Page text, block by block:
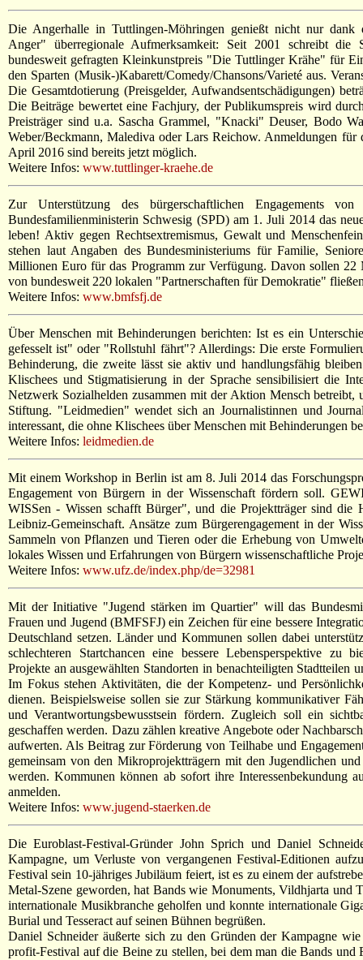
Die Angerhalle in Tuttlingen-Möhringen genießt nicht nur
Anger" überregionale Aufmerksamkeit: Seit 2001 schreibt die
bundesweit gefragten Kleinkunstpreis "Die Tuttlinger Krähe" für
den Sparten (Musik-)Kabarett/Comedy/Chansons/Varieté aus.
Die Gesamtdotierung (Preisgelder, Aufwandsentschädigungen)
Die Beiträge bewertet eine Fachjury, der Publikumspreis wird
Preisträger sind u.a. Sascha Grammel, "Knacki" Deuser, Bodo
Weber/Beckmann, Malediva oder Lars Reichow. Anmeldungen
April 2016 sind bereits jetzt möglich.
Weitere Infos: www.tuttlinger-kraehe.de
Zur Unterstützung des bürgerschaftlichen Engagements
Bundesfamilienministerin Schwesig (SPD) am 1. Juli 2014 das
leben! Aktiv gegen Rechtsextremismus, Gewalt und
stehen laut Angaben des Bundesministeriums für Familie,
Millionen Euro für das Programm zur Verfügung. Davon sollen
von bundesweit 220 lokalen "Partnerschaften für Demokratie"
Weitere Infos: www.bmfsfj.de
Über Menschen mit Behinderungen berichten: Ist es ein
gefesselt ist" oder "Rollstuhl fährt"? Allerdings: Die erste
Behinderung, die zweite lässt sie aktiv und handlungsfähig
Klischees und Stigmatisierung in der Sprache sensibilisiert die
Netzwerk Sozialhelden zusammen mit der Aktion Mensch betreibt,
Stiftung. "Leidmedien" wendet sich an Journalistinnen und
interessant, die ohne Klischees über Menschen mit Behinderungen
Weitere Infos: leidmedien.de
Mit einem Workshop in Berlin ist am 8. Juli 2014 das
Engagement von Bürgern in der Wissenschaft fördern soll.
WISSen - Wissen schafft Bürger", und die Projektträger sind die
Leibniz-Gemeinschaft. Ansätze zum Bürgerengagement in der
Sammeln von Pflanzen und Tieren oder die Erhebung von
lokales Wissen und Erfahrungen von Bürgern wissenschaftliche
Weitere Infos: www.ufz.de/index.php/de=32981
Mit der Initiative "Jugend stärken im Quartier" will das
Frauen und Jugend (BMFSFJ) ein Zeichen für eine bessere
Deutschland setzen. Länder und Kommunen sollen dabei
schlechteren Startchancen eine bessere Lebensperspektive zu
Projekte an ausgewählten Standorten in benachteiligten Stadtteilen
Im Fokus stehen Aktivitäten, die der Kompetenz- und
dienen. Beispielsweise sollen sie zur Stärkung kommunikativer
und Verantwortungsbewusstsein fördern. Zugleich soll ein
geschaffen werden. Dazu zählen kreative Angebote oder
aufwerten. Als Beitrag zur Förderung von Teilhabe und
gemeinsam von den Mikroprojektträgern mit den Jugendlichen
werden. Kommunen können ab sofort ihre Interessenbekundung
anmelden.
Weitere Infos: www.jugend-staerken.de
Die Euroblast-Festival-Gründer John Sprich und Daniel
Kampagne, um Verluste von vergangenen Festival-Editionen
Festival sein 10-jähriges Jubiläum feiert, ist es zu einem der
Metal-Szene geworden, hat Bands wie Monuments, Vildhjarta und
internationale Musikbranche geholfen und konnte internationale
Burial und Tesseract auf seinen Bühnen begrüßen.
Daniel Schneider äußerte sich zu den Gründen der Kampagne
profit-Festival auf die Beine zu stellen, bei dem man die Bands und